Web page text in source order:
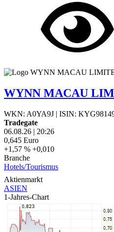
WYNN MACAU
WKN: A0YA9J | ISIN:
Tradegate
06.08.26 | 20:26
0,645 Euro
+1,57 % +0,010
Branche
Hotels/Tourismus
Aktienmarkt
ASIEN
1-Jahres-Chart